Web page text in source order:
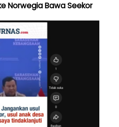
Norwegia Bawa Seekor